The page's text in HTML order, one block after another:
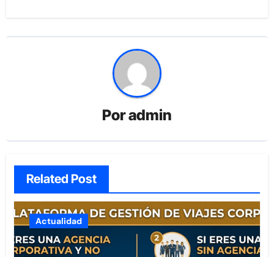
Poradmin
Related Post
Actualidad